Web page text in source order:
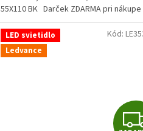
55X110 BK Darček ZDARMA pri nákupe
LED svietidlo
Ledvance
Kód: